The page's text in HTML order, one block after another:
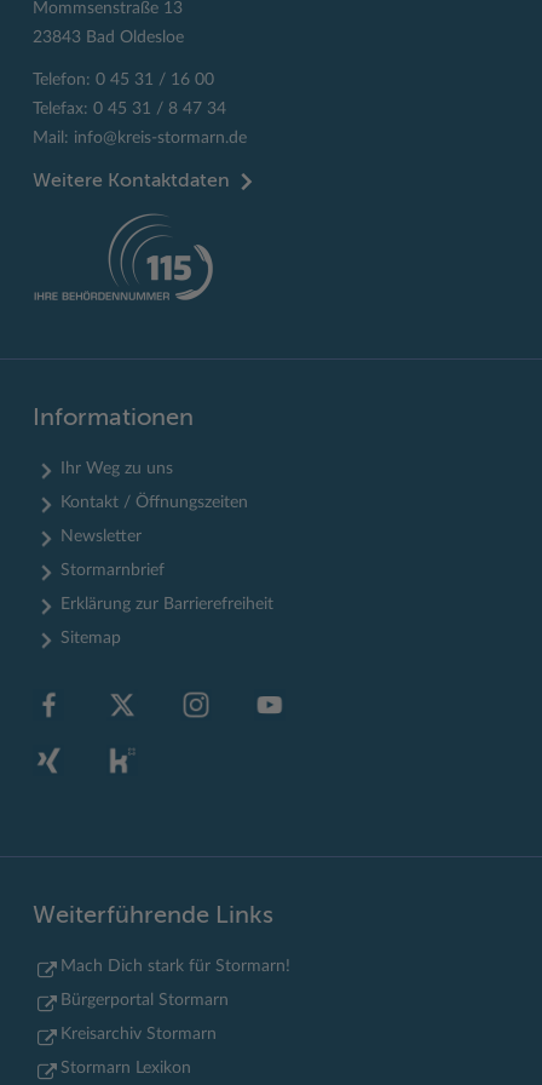
Mommsenstraße 13
23843 Bad Oldesloe
Telefon: 0 45 31 / 16 00
Telefax: 0 45 31 / 8 47 34
Mail: info@kreis-stormarn.de
Weitere Kontaktdaten
Informationen
Ihr Weg zu uns
Kontakt / Öffnungszeiten
Newsletter
Stormarnbrief
Erklärung zur Barrierefreiheit
Sitemap
Weiterführende Links
Mach Dich stark für Stormarn!
Bürgerportal Stormarn
Kreisarchiv Stormarn
Stormarn Lexikon